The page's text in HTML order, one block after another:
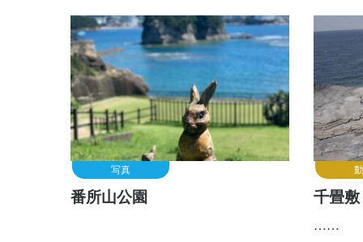
写真
番所山公園 千畳敷
……